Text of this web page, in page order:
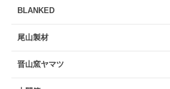
BLANKED
尾山製材
晋山窯ヤマツ